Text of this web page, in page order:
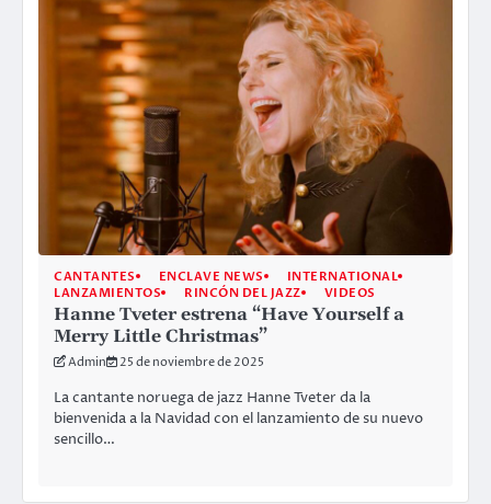
CANTANTES ENCLAVE NEWS
INTERNATIONAL
LANZAMIENTOS
RINCÓN DEL JAZZ VIDEOS
Hanne Tveter estrena “Have Yourself a
Merry Little Christmas”
Admin 25 de noviembre de 2025
La cantante noruega de jazz Hanne Tveter da la
bienvenida a la Navidad con el lanzamiento de su nuevo
sencillo…